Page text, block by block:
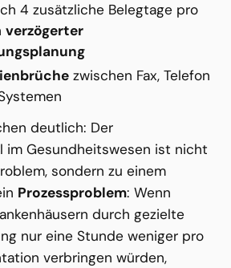
4 zusätzliche Belegtage pro
verzögerter
zwischen Fax, Telefon
deutlich: Der
im Gesundheitswesen ist nicht
sondern zu einem
Prozessproblem: Wenn
durch gezielte
nur eine Stunde weniger pro
verbringen würden,